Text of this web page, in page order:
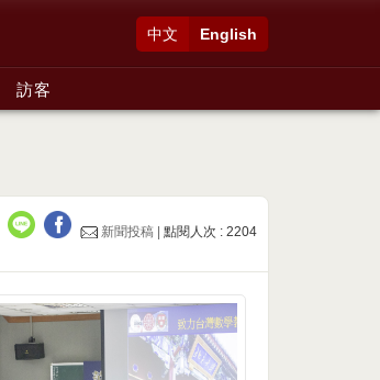
English
中文
訪客
新聞投稿 |點閱人次 : 2204